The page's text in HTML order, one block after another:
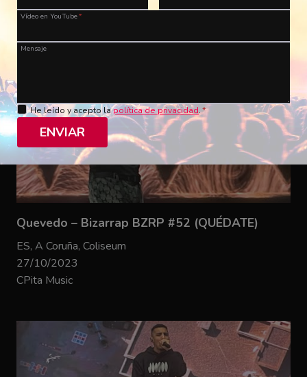
CPita Music
Quevedo – Bizarrap BZRP #52 (QUÉDATE)
ES, A Coruña, Coliseum
27/10/2023
CPita Music
Vídeo en YouTube*
Mensaje
He leído y acepto lapolítica de privacidad.*
ENVIAR